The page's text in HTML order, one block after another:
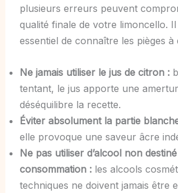
plusieurs erreurs peuvent
qualité finale de votre limoncello.
essentiel de connaître les pièges à
Ne jamais utiliser le jus de citron :
tentant, le jus apporte une
déséquilibre la recette.
Éviter absolument la partie
elle provoque une saveur âcre
Ne pas utiliser d’alcool non
consommation :les alcools
techniques ne doivent jamais être